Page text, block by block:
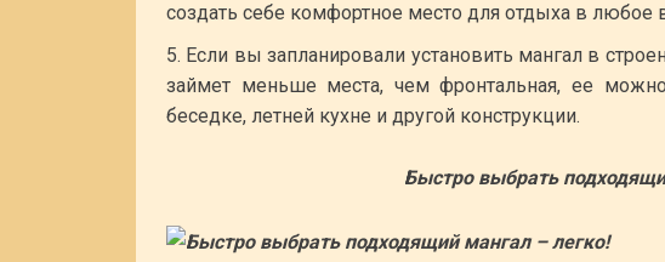
создать себе комфортное место для отдыха в любое
Если вы запланировали установить мангал в
займет меньше места, чем фронтальная, ее
беседке, летней кухне и другой конструкции.
Быстро выбрать